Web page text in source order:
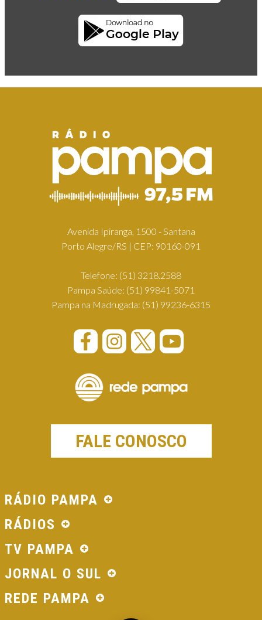
Avenida Ipiranga, 1500 - Santana
Porto Alegre/RS | CEP: 90160-091
Telefone: (51) 3218.2588
Pampa Saúde: (51) 99841-5071
Pampa na Madrugada: (51) 99236-6315
FALE CONOSCO
RÁDIO PAMPA
RÁDIOS
TV PAMPA
JORNAL O SUL
REDE PAMPA